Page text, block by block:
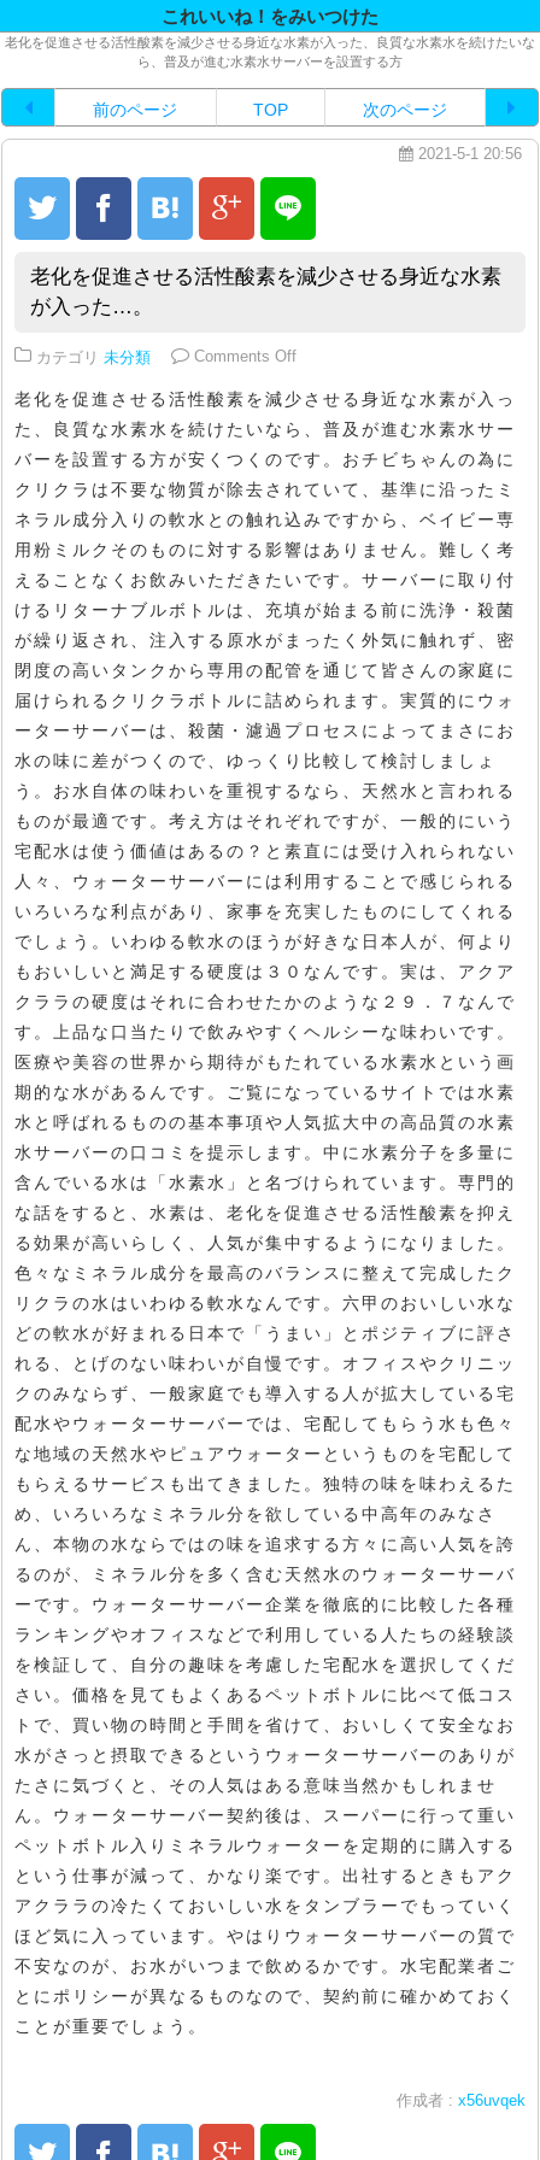
これいいね！をみいつけた
老化を促進させる活性酸素を減少させる身近な水素が入った、良質な水素水を続けたいな
ら、普及が進む水素水サーバーを設置する方
前のページ TOP 次のページ
2021-5-1 20:56
老化を促進させる活性酸素を減少させる身近な水素
が入った…。
カテゴリ 未分類 Comments Offon 老化を促進させる活性酸素を
老化を促進させる活性酸素を減少させる身近な水素が入っ
た、良質な水素水を続けたいなら、普及が進む水素水サー
バーを設置する方が安くつくのです。おチビちゃんの為に
クリクラは不要な物質が除去されていて、基準に沿ったミ
ネラル成分入りの軟水との触れ込みですから、ベイビー専
用粉ミルクそのものに対する影響はありません。難しく考
えることなくお飲みいただきたいです。サーバーに取り付
けるリターナブルボトルは、充填が始まる前に洗浄・殺菌
が繰り返され、注入する原水がまったく外気に触れず、密
閉度の高いタンクから専用の配管を通じて皆さんの家庭に
届けられるクリクラボトルに詰められます。実質的にウォ
ーターサーバーは、殺菌・濾過プロセスによってまさにお
水の味に差がつくので、ゆっくり比較して検討しましょ
う。お水自体の味わいを重視するなら、天然水と言われる
ものが最適です。考え方はそれぞれですが、一般的にいう
宅配水は使う価値はあるの？と素直には受け入れられない
人々、ウォーターサーバーには利用することで感じられる
いろいろな利点があり、家事を充実したものにしてくれる
でしょう。いわゆる軟水のほうが好きな日本人が、何より
もおいしいと満足する硬度は３０なんです。実は、アクア
クララの硬度はそれに合わせたかのような２９．７なんで
す。上品な口当たりで飲みやすくヘルシーな味わいです。
医療や美容の世界から期待がもたれている水素水という画
期的な水があるんです。ご覧になっているサイトでは水素
水と呼ばれるものの基本事項や人気拡大中の高品質の水素
水サーバーの口コミを提示します。中に水素分子を多量に
含んでいる水は「水素水」と名づけられています。専門的
な話をすると、水素は、老化を促進させる活性酸素を抑え
る効果が高いらしく、人気が集中するようになりました。
色々なミネラル成分を最高のバランスに整えて完成したク
リクラの水はいわゆる軟水なんです。六甲のおいしい水な
どの軟水が好まれる日本で「うまい」とポジティブに評さ
れる、とげのない味わいが自慢です。オフィスやクリニッ
クのみならず、一般家庭でも導入する人が拡大している宅
配水やウォーターサーバーでは、宅配してもらう水も色々
な地域の天然水やピュアウォーターというものを宅配して
もらえるサービスも出てきました。独特の味を味わえるた
め、いろいろなミネラル分を欲している中高年のみなさ
ん、本物の水ならではの味を追求する方々に高い人気を誇
るのが、ミネラル分を多く含む天然水のウォーターサーバ
ーです。ウォーターサーバー企業を徹底的に比較した各種
ランキングやオフィスなどで利用している人たちの経験談
を検証して、自分の趣味を考慮した宅配水を選択してくだ
さい。価格を見てもよくあるペットボトルに比べて低コス
トで、買い物の時間と手間を省けて、おいしくて安全なお
水がさっと摂取できるというウォーターサーバーのありが
たさに気づくと、その人気はある意味当然かもしれませ
ん。ウォーターサーバー契約後は、スーパーに行って重い
ペットボトル入りミネラルウォーターを定期的に購入する
という仕事が減って、かなり楽です。出社するときもアク
アクララの冷たくておいしい水をタンブラーでもっていく
ほど気に入っています。やはりウォーターサーバーの質で
不安なのが、お水がいつまで飲めるかです。水宅配業者ご
とにポリシーが異なるものなので、契約前に確かめておく
ことが重要でしょう。
作成者 : x56uvqek